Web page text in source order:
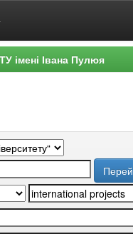
імені Івана Пулюя